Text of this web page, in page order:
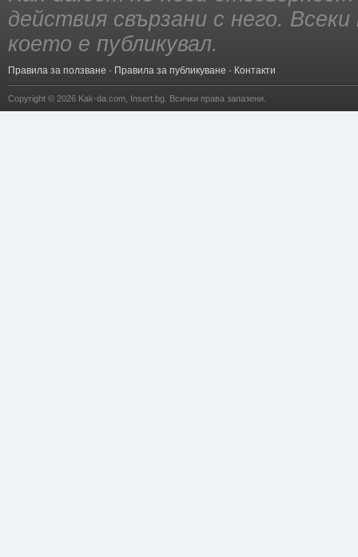
действия свързани с него.
което е публикувал.
Правила за ползване · Правила за публикуване · Контакти
Copyright © 2026 Kak-da.com Insert.bg . Всички права запазени.